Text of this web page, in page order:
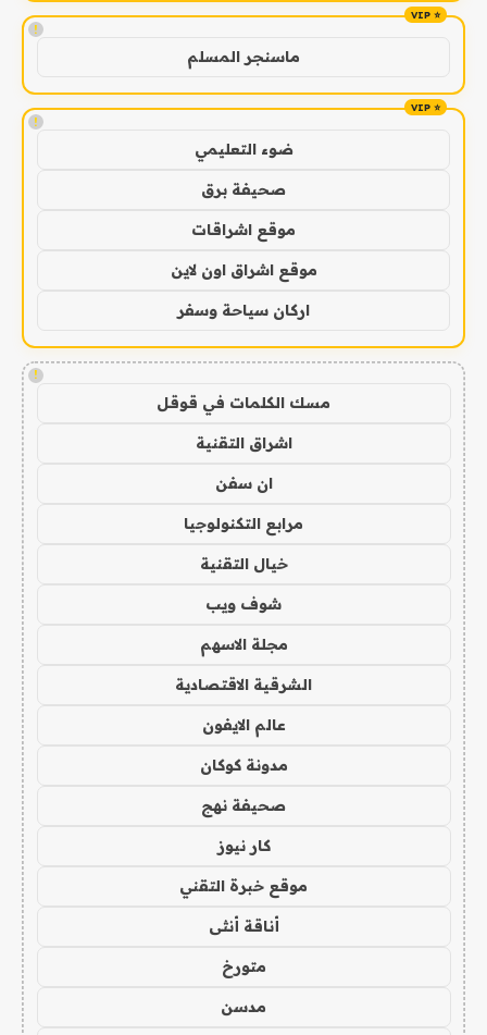
!
ماسنجر المسلم
!
ضوء التعليمي
صحيفة برق
موقع اشراقات
موقع اشراق اون لاين
اركان سياحة وسفر
!
مسك الكلمات في قوقل
اشراق التقنية
ان سفن
مرابع التكنولوجيا
خيال التقنية
شوف ويب
مجلة الاسهم
الشرقية الاقتصادية
عالم الايفون
مدونة كوكان
صحيفة نهج
كار نيوز
موقع خبرة التقني
أناقة أنثى
متورخ
مدسن